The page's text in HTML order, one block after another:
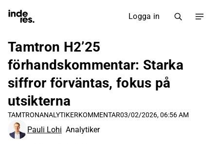
Logga in
Tamtron H2’25
förhandskommentar: Starka
siffror förväntas, fokus på
utsikterna
TAMTRONANALYTIKERKOMMENTAR03/02/2026, 06:56 AM
Pauli Lohi Analytiker